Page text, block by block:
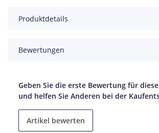
Produktdetails
Bewertungen
Geben Sie die erste Bewertung für
und helfen Sie Anderen bei der
Artikel bewerten